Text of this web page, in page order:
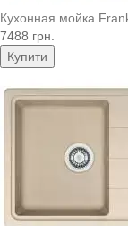
Кухонная мойка
7488 грн.
Купити